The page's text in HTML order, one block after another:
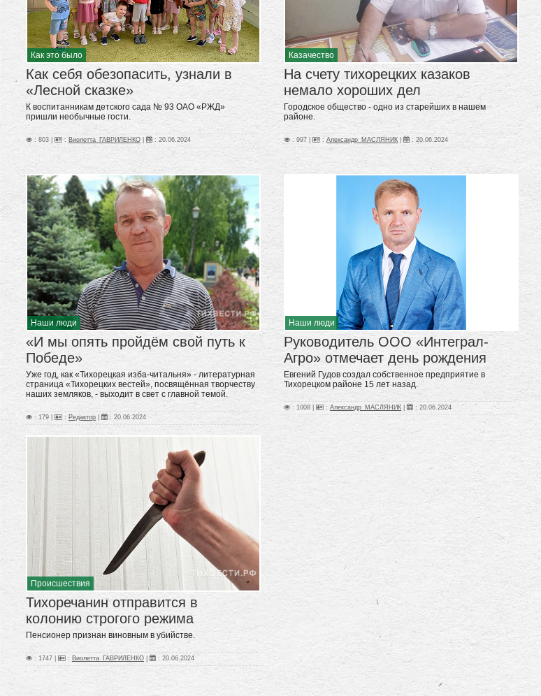
Как это было
Как себя обезопасить, узнали в
«Лесной сказке»
К воспитанникам детского сада № 93 ОАО «РЖД»
пришли необычные гости.
: 803 | : Виолетта_ГАВРИЛЕНКО : 20.06.2024
Казачество
На счету тихорецких казаков
немало хороших дел
Городское общество - одно из старейших в нашем
районе.
: 997 | :Александр_МАСЛЯНИК | :20.06.2024
Наши люди
«И мы опять пройдём свой путь к
Победе»
Уже год, как «Тихорецкая изба-читальня» - литературная
страница «Тихорецких вестей», посвящённая творчеству
наших земляков, - выходит в свет с главной темой.
: 179 | : Редактор : 20.06.2024
Наши люди
Руководитель ООО «Интеграл-
Агро» отмечает день рождения
Евгений Гудов создал собственное предприятие в
Тихорецком районе 15 лет назад.
: 1008 | :Александр_МАСЛЯНИК | :20.06.2024
Происшествия
Тихоречанин отправится в
колонию строгого режима
Пенсионер признан виновным в убийстве.
: 1747 | : Виолетта_ГАВРИЛЕНКО : 20.06.2024